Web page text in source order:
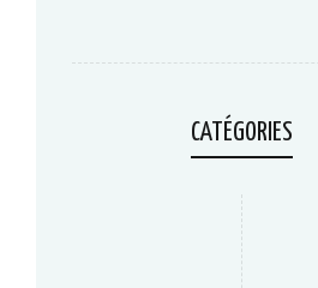
CATÉGORIES